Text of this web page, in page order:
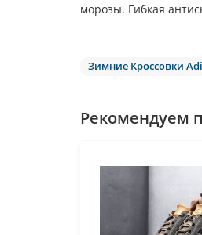
морозы. Гибкая
Зимние Кроссовки
Рекомендуем